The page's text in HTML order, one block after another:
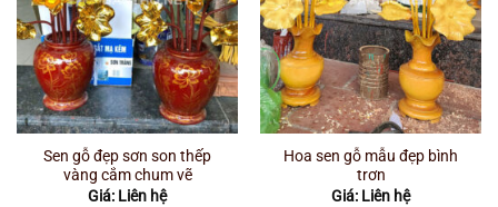
Sen gỗ đẹp sơn son thếp
vàng cắm chum vẽ
Giá: Liên hệ
Hoa sen gỗ mẫu đẹp bình
trơn
Giá: Liên hệ